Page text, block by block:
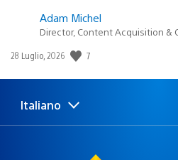
Adam Michel
Director, Content Acquisition &
Data
pubblicazione:
28 Luglio, 2026 7
Seleziona
una
Regione
attuale:
Italiano